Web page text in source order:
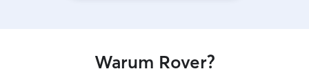
Warum Rover?